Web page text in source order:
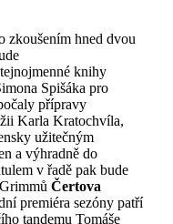
zkoušením hned dvou
knihy
Spišáka pro
přípravy
Karla Kratochvíla,
užitečným
a výhradně do
v řadě pak bude
Čertova
premiéra sezóny patří
tandemu Tomáše